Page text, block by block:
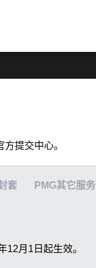
提交中心。
套 PMG其它服务
12月1日起生效。